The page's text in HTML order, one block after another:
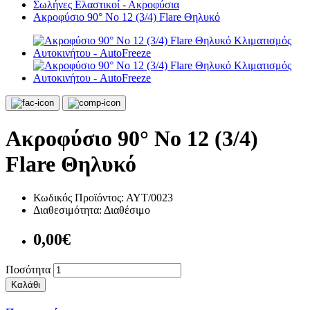
Σωλήνες Ελαστικοί - Ακροφύσια
Ακροφύσιο 90° Νο 12 (3/4) Flare Θηλυκό
Ακροφύσιο 90° Νο 12 (3/4)
Flare Θηλυκό
Κωδικός Προϊόντος: ΑΥΤ/0023
Διαθεσιμότητα: Διαθέσιμο
0,00€
Ποσότητα
Καλάθι